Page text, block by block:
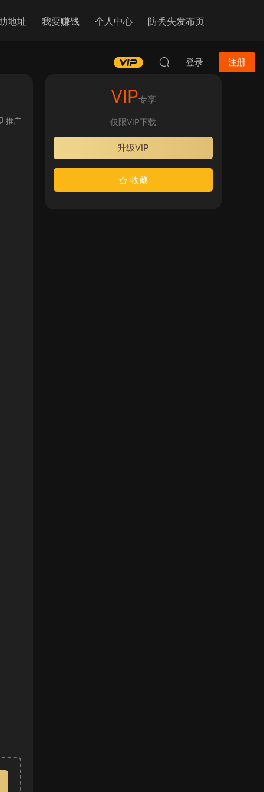
地址 我要赚钱 个人中心 防丢失发布页
登录 注册
推广
VIP专享
仅限VIP下载
升级VIP
收藏